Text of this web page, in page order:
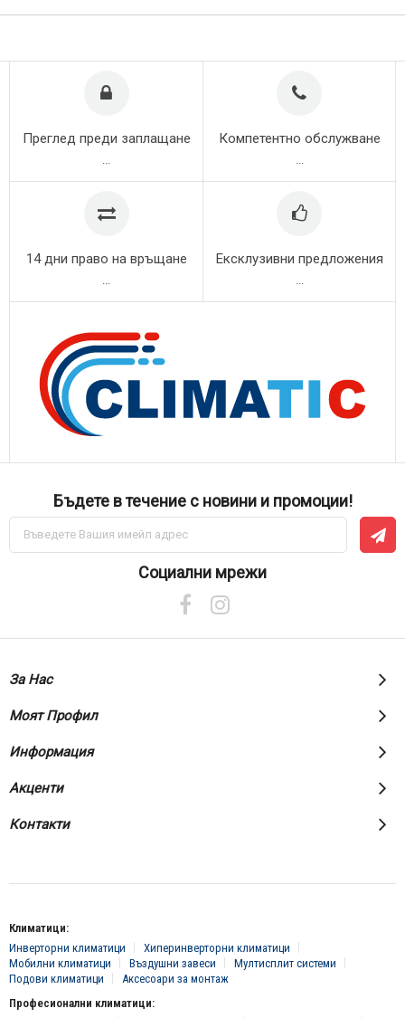
Преглед преди заплащане
...
Компетентно обслужване
...
14 дни право на връщане
...
Ексклузивни предложения
...
Бъдете в течение с новини и промоции!
Абонирай
за
Социални мрежи
За Нас
Моят Профил
Информация
Акценти
Контакти
Климатици:
Инверторни климатици
Хиперинверторни климатици
Мобилни климатици
Въздушни завеси
Мултисплит системи
Подови климатици
Аксесоари за монтаж
Професионални климатици: